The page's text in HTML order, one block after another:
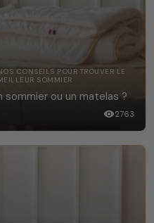
CONSEILS POUR TROUVER LE
SOMMIER
ou un matelas ?
visibility2763